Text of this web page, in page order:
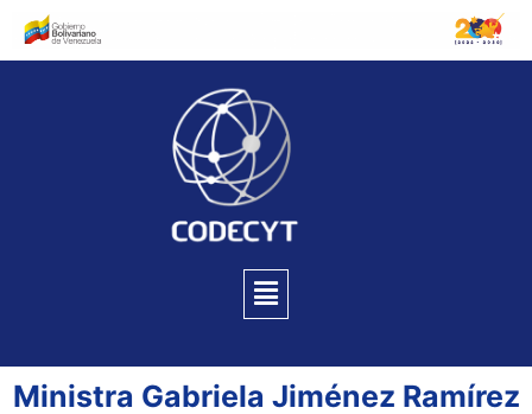
Ministra Gabriela Jiménez Ramírez